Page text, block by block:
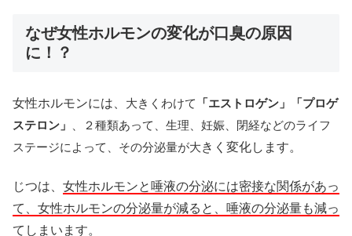
なぜ女性ホルモンの変化が口臭の原因
に！？
女性ホルモンには、 大きくわけて
「エストロゲン」「プロゲ
ステロン」
、２種類あって、生理、妊娠、閉経などのライフ
ステージによって、その分泌量が大きく変化します。
じつは、 女性ホルモンと唾液の分泌には密接な関係があっ
て、女性ホルモンの分泌量が減ると、唾液の分泌量も減っ
てしまいます。